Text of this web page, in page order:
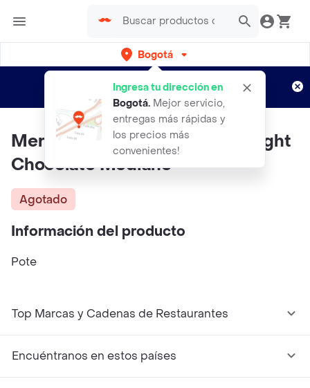
Bogotá
Ingresa tu dirección en
Bogotá. Mejor servicio,
entregas más rápidas y
los precios más
convenientes!
envíos gratis por semanas
Aplican TyC
Merka Orgánico Helado Soft Light
Chocolate Mediano
Agotado
Información del producto
Pote
Top Marcas y Cadenas de Restaurantes
Encuéntranos en estos países